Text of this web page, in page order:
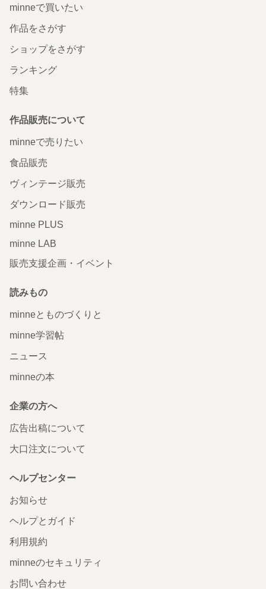
minneで買いたい
作品をさがす
ショップをさがす
ランキング
特集
作品販売について
minneで売りたい
食品販売
ヴィンテージ販売
ダウンロード販売
minne PLUS
minne LAB
販売支援企画・イベント
読みもの
minneとものづくりと
minne学習帖
ニュース
minneの本
企業の方へ
広告出稿について
大口注文について
ヘルプセンター
お知らせ
ヘルプとガイド
利用規約
minneのセキュリティ
お問い合わせ